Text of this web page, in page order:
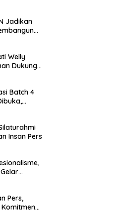
Jadikan
Welly
Dukung
Batch 4
Insan Pers
Pers,